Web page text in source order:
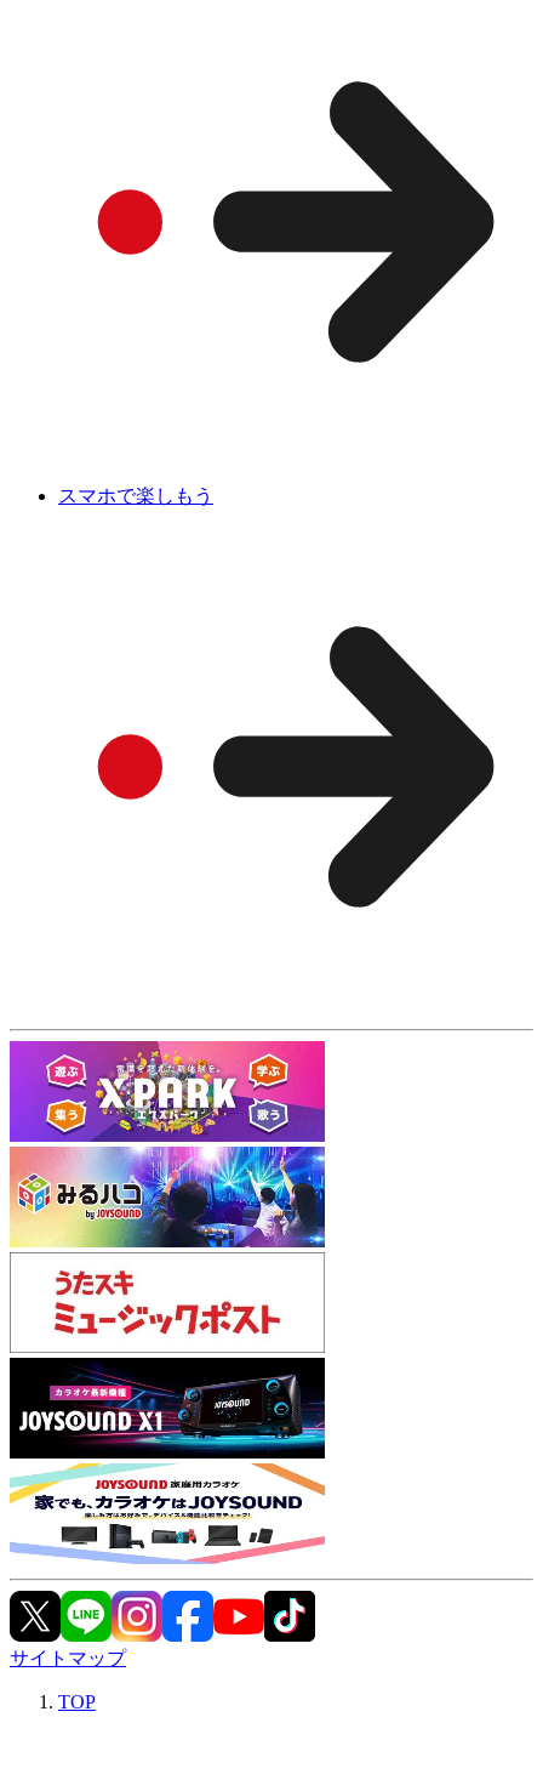
スマホで楽しもう
サイトマップ
TOP